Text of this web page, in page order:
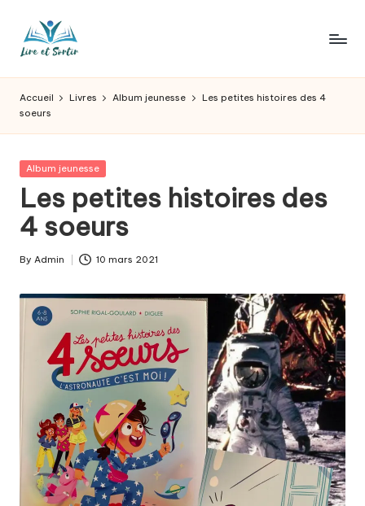
L
ir
e
e
t
s
o
r
t
ir
pour
goûts,
des
sorties
pour
tous
les
Accueil Livres Album jeunesse
Les petites histoires des 4
soeurs
Posted
Album jeunesse
Les petites histoires des
4 soeurs
Posted
By Admin 10 mars 2021